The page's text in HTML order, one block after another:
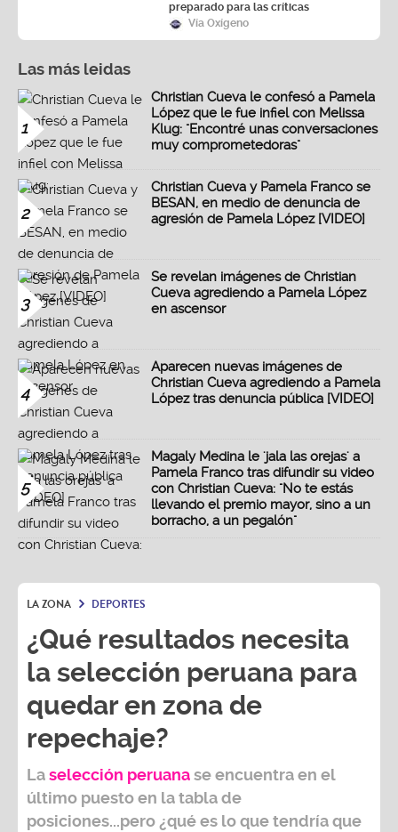
preparado para las críticas
Vía Oxígeno
Las más leidas
1
Christian Cueva le confesó a Pamela
López que le fue infiel con Melissa
Klug: "Encontré unas conversaciones
muy comprometedoras"
2
Christian Cueva y Pamela Franco se
BESAN, en medio de denuncia de
agresión de Pamela López [VIDEO]
3
Se revelan imágenes de Christian
Cueva agrediendo a Pamela López
en ascensor
4
Aparecen nuevas imágenes de
Christian Cueva agrediendo a Pamela
López tras denuncia pública [VIDEO]
5
Magaly Medina le 'jala las orejas' a
Pamela Franco tras difundir su video
con Christian Cueva: "No te estás
llevando el premio mayor, sino a un
borracho, a un pegalón"
LA ZONA DEPORTES
¿Qué resultados necesita
la selección peruana para
quedar en zona de
repechaje?
Laselección peruanase encuentra en el
último puesto en la tabla de
posiciones...pero ¿qué es lo que tendría que